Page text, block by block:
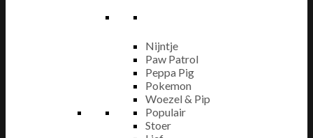
Nijntje
Paw Patrol
Peppa Pig
Pokemon
Woezel & Pip
Populair
Stoer